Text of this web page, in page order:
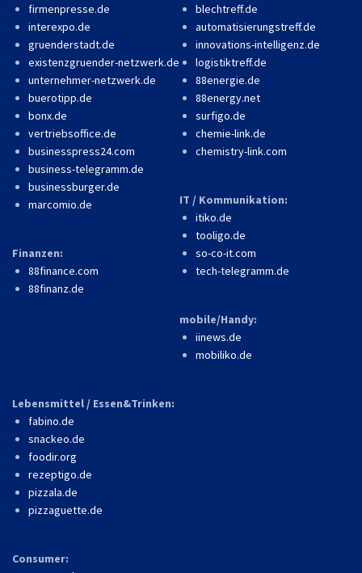
firmenpresse.de
interexpo.de
gruenderstadt.de
existenzgruender-netzwerk.de
unternehmer-netzwerk.de
buerotipp.de
bonx.de
vertriebsoffice.de
businesspress24.com
business-telegramm.de
businessburger.de
marcomio.de
Finanzen:
88finance.com
88finanz.de
blechtreff.de
automatisierungstreff.de
innovations-intelligenz.de
logistiktreff.de
88energie.de
88energy.net
surfigo.de
chemie-link.de
chemistry-link.com
IT / Kommunikation:
itiko.de
tooligo.de
so-co-it.com
tech-telegramm.de
mobile/Handy:
iinews.de
mobiliko.de
Lebensmittel / Essen&Trinken:
fabino.de
snackeo.de
foodir.org
rezeptigo.de
pizzala.de
pizzaguette.de
Consumer: